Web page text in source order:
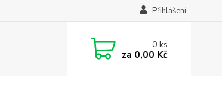
Přihlášení
0ks
za 0,00 Kč